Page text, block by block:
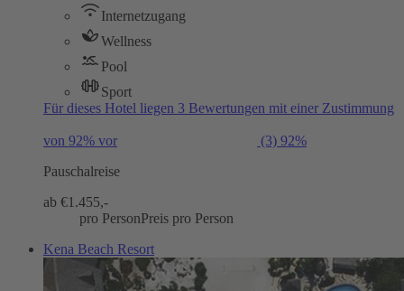
Internetzugang
Wellness
Pool
Sport
Für dieses Hotel liegen 3 Bewertungen mit einer Zustimmung
von 92% vor (3) 92%
Pauschalreise
ab €1.455,-
pro PersonPreis pro Person
Kena Beach Resort